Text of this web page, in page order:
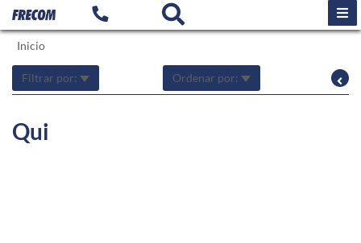
Inicio
Filtrar por: Ordenar por:
Qui